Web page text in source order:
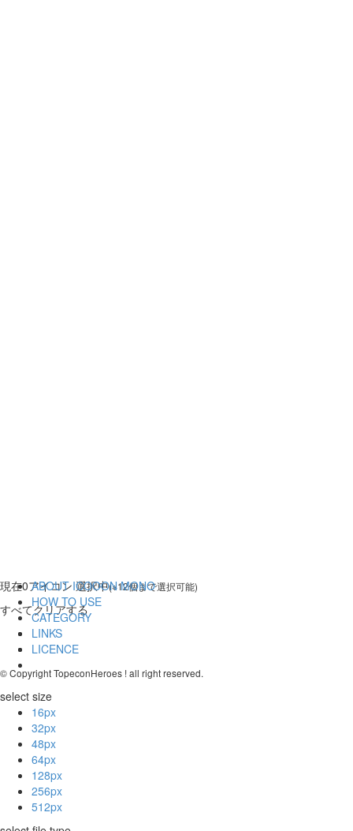
現在0アイコン 選択中(※12個まで選択可能)
すべてクリアする
select size
16px
32px
48px
64px
128px
256px
512px
ABOUT ICOOON MONO
HOW TO USE
CATEGORY
LINKS
LICENCE
© Copyright TopeconHeroes ! all right reserved.